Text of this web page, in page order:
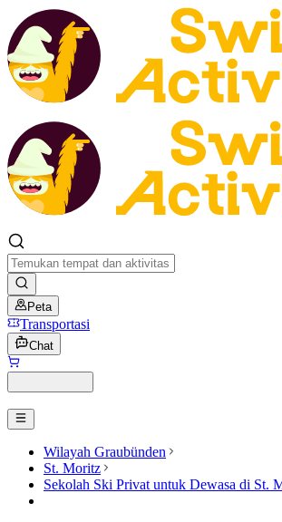
Peta
Transportasi
Chat
Wilayah Graubünden
St. Moritz
Sekolah Ski Privat untuk Dewasa di St.